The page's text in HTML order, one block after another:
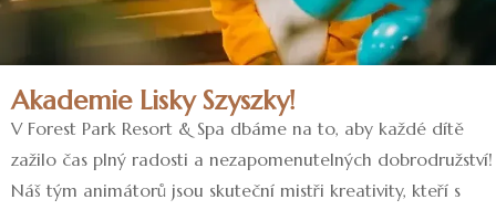
Akademie Lisky Szyszky!
V Forest Park Resort & Spa dbáme na to, aby každé dítě
zažilo čas plný radosti a nezapomenutelných dobrodružství!
Náš tým animátorů jsou skuteční mistři kreativity, kteří s